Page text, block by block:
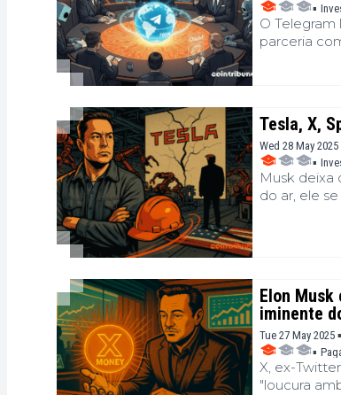
▪
O Telegram
parceria
Tesla, X,
Wed 28 May
▪
Musk deixa
do ar, ele
Elon
iminente
Tue 27 May 2025
▪
X, ex-
"loucura